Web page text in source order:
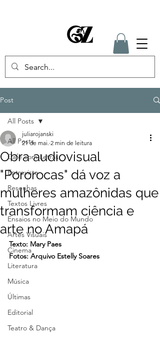
Post
All Posts
Café com Letras
Entrevista
Resenhas
Textos Livres
Ensaios no Meio do Mundo
Artes Visuais
Cinema
Literatura
Música
Últimas
Editorial
Teatro & Dança
All Posts
Obra audiovisual
"Pororocas" dá voz a
mulheres amazônidas que
transformam ciência e
arte no Amapá
juliarojanski
21 de mai. 2 min de leitura
Texto: Mary Paes
Fotos: Arquivo Estelly Soares